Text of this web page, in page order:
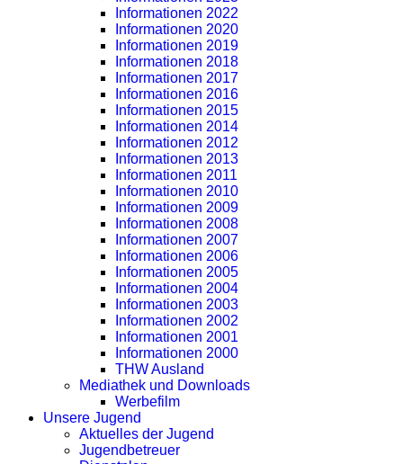
Informationen 2022
Informationen 2020
Informationen 2019
Informationen 2018
Informationen 2017
Informationen 2016
Informationen 2015
Informationen 2014
Informationen 2012
Informationen 2013
Informationen 2011
Informationen 2010
Informationen 2009
Informationen 2008
Informationen 2007
Informationen 2006
Informationen 2005
Informationen 2004
Informationen 2003
Informationen 2002
Informationen 2001
Informationen 2000
THW Ausland
Mediathek und Downloads
Werbefilm
Unsere Jugend
Aktuelles der Jugend
Jugendbetreuer